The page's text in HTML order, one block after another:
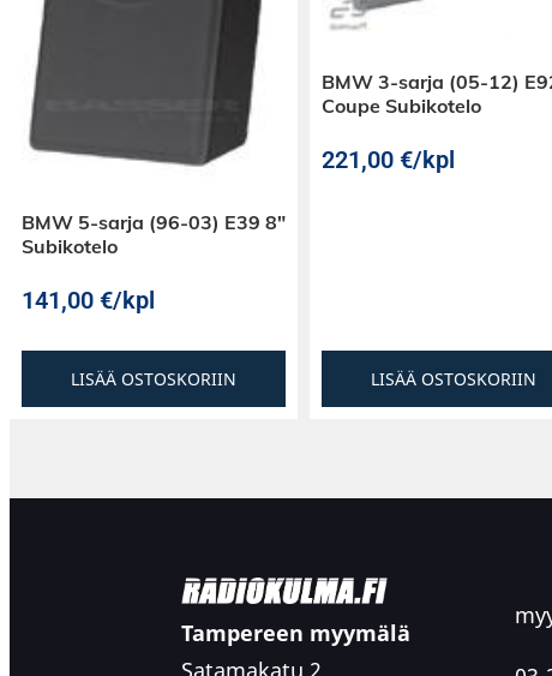
BMW 5-sarja (96-03) E39 8″
Subikotelo
141,00 €/kpl
LISÄÄ OSTOSKORIIN
BMW 3-sarja (05-12)
Coupe Subikotelo
221,00 €/kpl
LISÄÄ OSTOSKORIIN
Tampereen myymälä